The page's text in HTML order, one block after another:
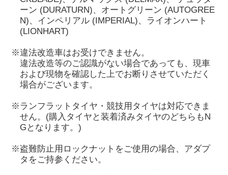
ーン (DURATURN)、オートグリーン (AUTOGREE
N)、インペリアル (IMPERIAL)、ライオンハート
(LIONHART)
※違法改造車はお受けできません。
違法改造等のご認識がない場合であっても、現車
および現物を確認した上でお断りさせていただく
場合がございます。
※ランフラットタイヤ・競技用タイヤは対応できま
せん。(購入タイヤと装着済みタイヤのどちらもN
Gとなります。)
※盗難防止用ロックナットをご使用の場合、アダプ
タをご持参ください。